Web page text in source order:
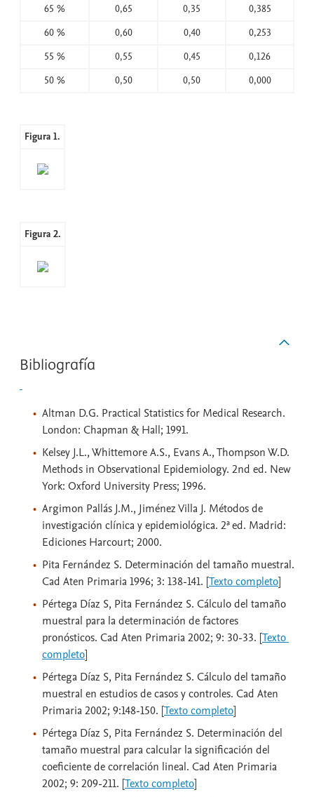
65 % 0,65 0,35
0,385
60 %
0,60 0,40
0,253
55 %
0,55 0,45
0,126
50 %
0,50 0,50 0,000
Figura 1.
Figura 2.
Bibliografía
Altman D.G. Practical Statistics for Medical Research.
London: Chapman & Hall; 1991.
Kelsey J.L., Whittemore A.S., Evans A., Thompson W.D.
Methods in Observational Epidemiology. 2nd ed. New
York: Oxford University Press; 1996.
Argimon Pallás J.M., Jiménez Villa J. Métodos de
investigación clínica y epidemiológica. 2ª ed. Madrid:
Ediciones Harcourt; 2000.
Pita Fernández S. Determinación del tamaño muestral.
Cad Aten Primaria 1996; 3: 138-141. [Texto completo]
Pértega Díaz S, Pita Fernández S. Cálculo del tamaño
muestral para la determinación de factores
pronósticos. Cad Aten Primaria 2002; 9: 30-33. [Texto
completo]
Pértega Díaz S, Pita Fernández S. Cálculo del tamaño
muestral en estudios de casos y controles. Cad Aten
Primaria 2002; 9:148-150. [Texto completo]
Pértega Díaz S, Pita Fernández S. Determinación del
tamaño muestral para calcular la significación del
coeficiente de correlación lineal. Cad Aten Primaria
2002; 9: 209-211. [Texto completo]